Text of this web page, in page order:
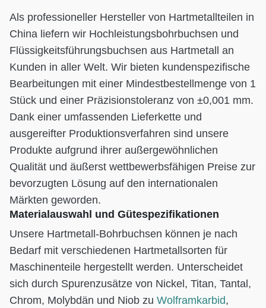
Als professioneller Hersteller von Hartmetallteilen in
China liefern wir Hochleistungsbohrbuchsen und
Flüssigkeitsführungsbuchsen aus Hartmetall an
Kunden in aller Welt. Wir bieten kundenspezifische
Bearbeitungen mit einer Mindestbestellmenge von 1
Stück und einer Präzisionstoleranz von ±0,001 mm.
Dank einer umfassenden Lieferkette und
ausgereifter Produktionsverfahren sind unsere
Produkte aufgrund ihrer außergewöhnlichen
Qualität und äußerst wettbewerbsfähigen Preise zur
bevorzugten Lösung auf den internationalen
Märkten geworden.
Materialauswahl und Gütespezifikationen
Unsere Hartmetall-Bohrbuchsen können je nach
Bedarf mit verschiedenen Hartmetallsorten für
Maschinenteile hergestellt werden. Unterscheidet
sich durch Spurenzusätze von Nickel, Titan, Tantal,
Chrom, Molybdän und Niob zu Wolframkarbid,